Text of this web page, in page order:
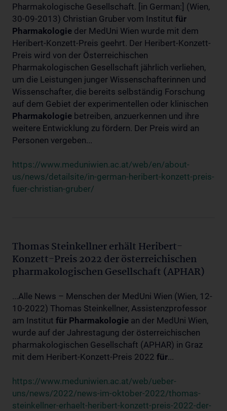
Pharmakologische Gesellschaft. [in German:] (Wien,
30-09-2013) Christian Gruber vom Institut für
Pharmakologie der MedUni Wien wurde mit dem
Heribert-Konzett-Preis geehrt. Der Heribert-Konzett-
Preis wird von der Österreichischen
Pharmakologischen Gesellschaft jährlich verliehen,
um die Leistungen junger Wissenschafterinnen und
Wissenschafter, die bereits selbständig Forschung
auf dem Gebiet der experimentellen oder klinischen
Pharmakologie betreiben, anzuerkennen und ihre
weitere Entwicklung zu fördern. Der Preis wird an
Personen vergeben...
https://www.meduniwien.ac.at/web/en/about-
us/news/detailsite/in-german-heribert-konzett-preis-
fuer-christian-gruber/
Thomas Steinkellner erhält Heribert-
Konzett-Preis 2022 der österreichischen
pharmakologischen Gesellschaft (APHAR)
...Alle News – Menschen der MedUni Wien (Wien, 12-
10-2022) Thomas Steinkellner, Assistenzprofessor
am Institut für Pharmakologie an der MedUni Wien,
wurde auf der Jahrestagung der österreichischen
pharmakologischen Gesellschaft (APHAR) in Graz
mit dem Heribert-Konzett-Preis 2022 für...
https://www.meduniwien.ac.at/web/ueber-
uns/news/2022/news-im-oktober-2022/thomas-
steinkellner-erhaelt-heribert-konzett-preis-2022-der-